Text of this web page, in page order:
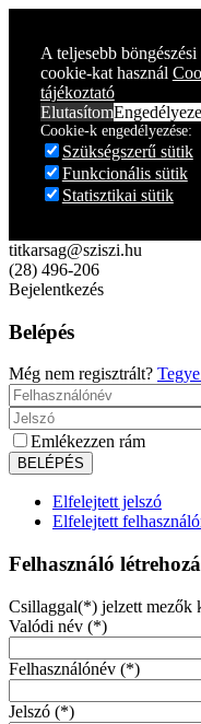
A teljesebb
cookie-kat használ
tájékoztató
Elutasítom
Cookie-k engedélyezése:
Szükségszerű sütik
Funkcionális sütik
Statisztikai sütik
titkarsag@sziszi.hu
(28) 496-206
Bejelentkezés
Belépés
Még nem regisztrált?
Emlékezzen rám
Elfelejtett jelszó
Elfelejtett
Felhasználó
Csillaggal(*) jelzett mezők
Valódi név (*)
Felhasználónév (*)
Jelszó (*)